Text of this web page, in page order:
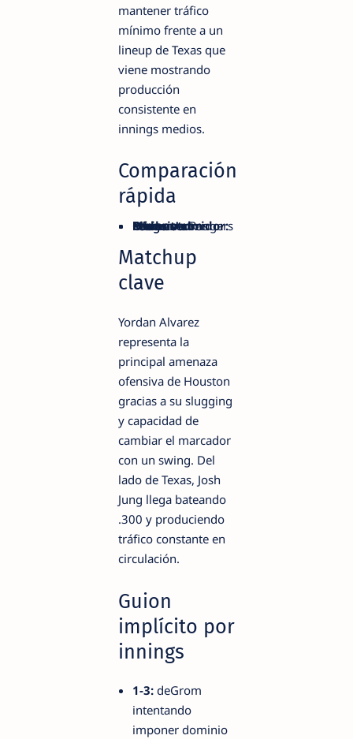
mantener tráfico
mínimo frente a un
lineup de Texas que
viene mostrando
producción
consistente en
innings medios.
Comparación
rápida
Ofensiva:
Rangers
Poder:Astros
Pitcheo abridor:
Rangers
Momentum reciente:Rangers
Matchup
clave
Yordan Alvarez
representa la
principal amenaza
ofensiva de Houston
gracias a su slugging
y capacidad de
cambiar el marcador
con un swing. Del
lado de Texas, Josh
Jung llega bateando
.300 y produciendo
tráfico constante en
circulación.
Guion
implícito por
innings
1-3: deGrom
intentando
imponer dominio